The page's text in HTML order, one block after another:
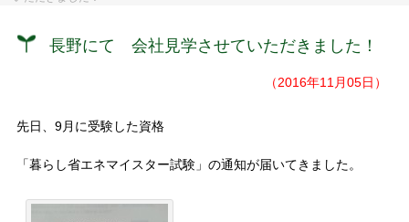
長野にて 会社見学させていただきました！
（2016年11月05日）
先日、9月に受験した資格
「暮らし省エネマイスター試験」の通知が届いてきました。